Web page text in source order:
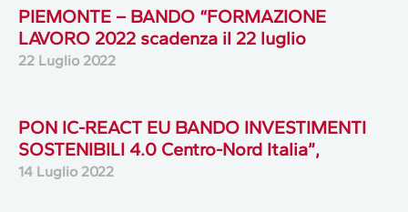
PIEMONTE – BANDO “FORMAZIONE
LAVORO 2022 scadenza il 22 luglio
22 Luglio 2022
PON IC-REACT EU BANDO INVESTIMENTI
SOSTENIBILI 4.0 Centro-Nord Italia”,
14 Luglio 2022